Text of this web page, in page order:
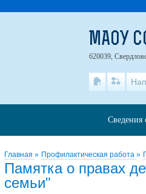
Главная » Профилактическая работа »
Памятка о правах
семьи"
МАОУ
620039,
Сведения